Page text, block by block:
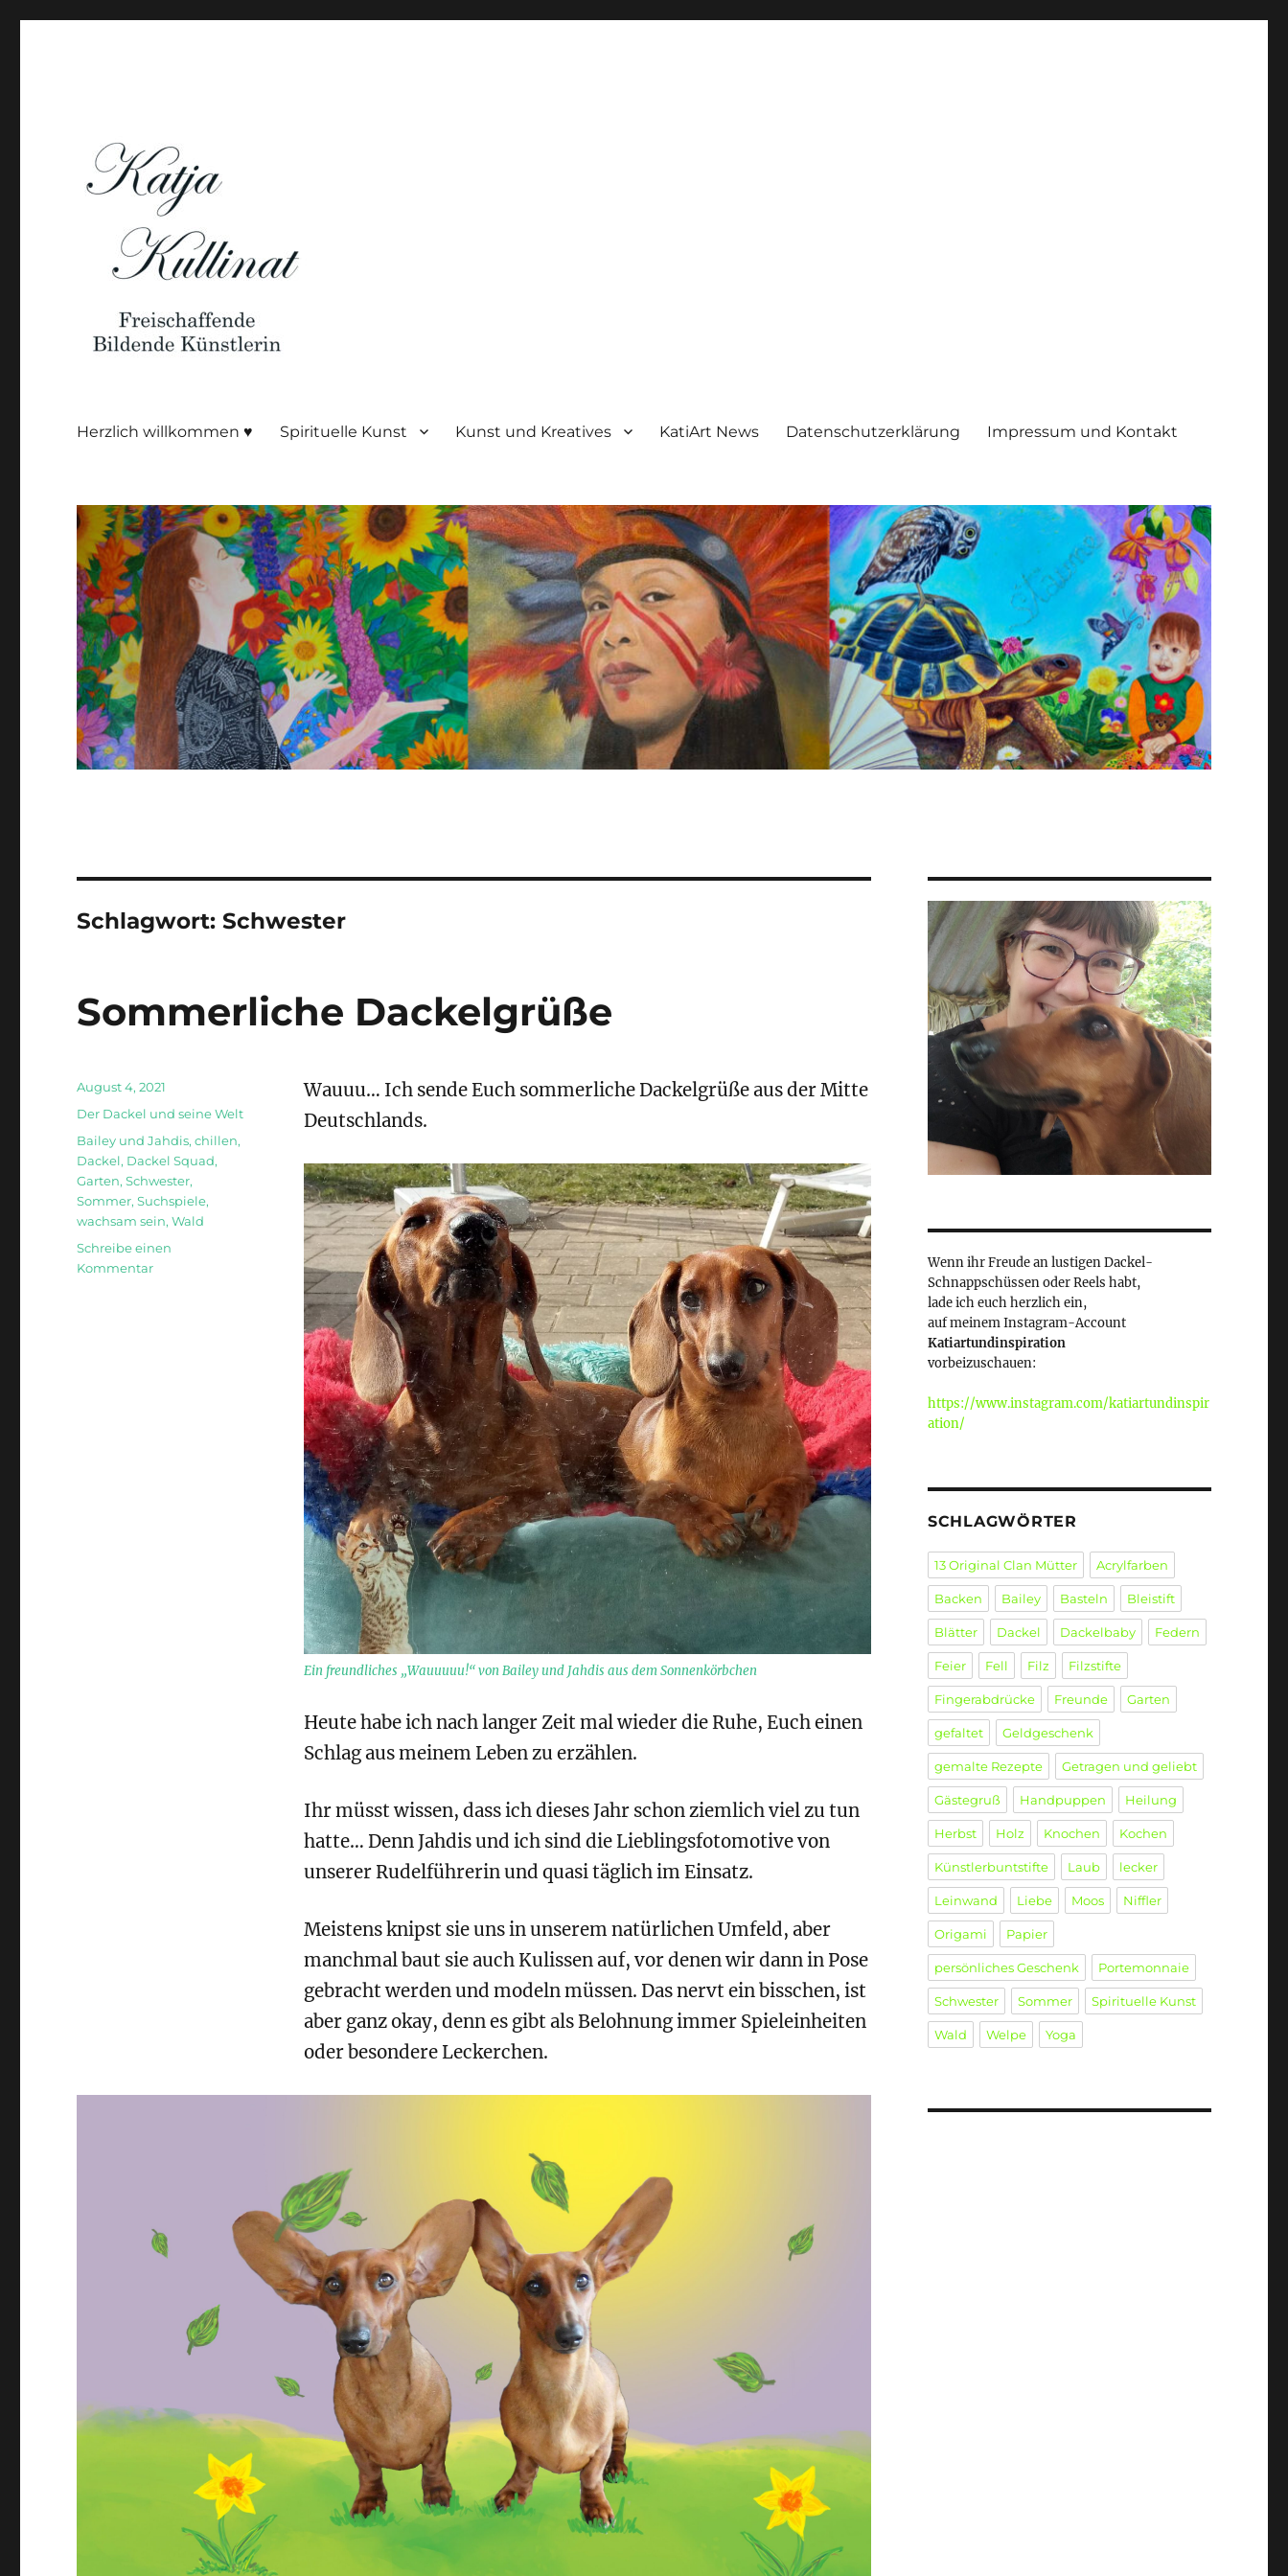
Herzlich willkommen ♥ Spirituelle Kunst Kunst und Kreatives KatiArt News Datenschutzerklärung Impressum und Kontakt
Schlagwort:Schwester
Sommerliche Dackelgrüße
Wauuu… Ich sende Euch sommerliche Dackelgrüße aus der Mitte
Deutschlands.
Ein freundliches „Wauuuuu!“ von Bailey und Jahdis aus dem Sonnenkörbchen
Heute habe ich nach langer Zeit mal wieder die Ruhe, Euch einen
Schlag aus meinem Leben zu erzählen.
Ihr müsst wissen, dass ich dieses Jahr schon ziemlich viel zu tun
hatte… Denn Jahdis und ich sind die Lieblingsfotomotive von
unserer Rudelführerin und quasi täglich im Einsatz.
Meistens knipst sie uns in unserem natürlichen Umfeld, aber
manchmal baut sie auch Kulissen auf, vor denen wir dann in Pose
gebracht werden und modeln müssen. Das nervt ein bisschen, ist
aber ganz okay, denn es gibt als Belohnung immer Spieleinheiten
oder besondere Leckerchen.
Veröffentlicht
August 4, 2021
Kategorien
Der Dackel und seine Welt
Schlagwörter
Bailey und Jahdis,chillen,
Dackel, Dackel Squad,
Garten,Schwester,
Sommer,Suchspiele,
wachsam sein,Wald
Schreibe einen
Kommentarzu
Wenn ihr Freude an lustigen Dackel-
Schnappschüssen oder Reels habt,
lade ich euch herzlich ein,
auf meinem Instagram-Account
Katiartundinspiration
vorbeizuschauen:
https://www.instagram.com/katiartundinspir
ation/
SCHLAGWÖRTER
13 Original Clan Mütter Acrylfarben
Backen Bailey Basteln Bleistift
Blätter Dackel Dackelbaby Federn
Feier Fell Filz Filzstifte
Fingerabdrücke Freunde Garten
gefaltet Geldgeschenk
gemalte Rezepte Getragen und geliebt
Gästegruß Handpuppen Heilung
Herbst Holz Knochen Kochen
Künstlerbuntstifte Laub lecker
Leinwand Liebe Moos Niffler
Origami Papier
persönliches Geschenk Portemonnaie
Schwester Sommer Spirituelle Kunst
Wald Welpe Yoga